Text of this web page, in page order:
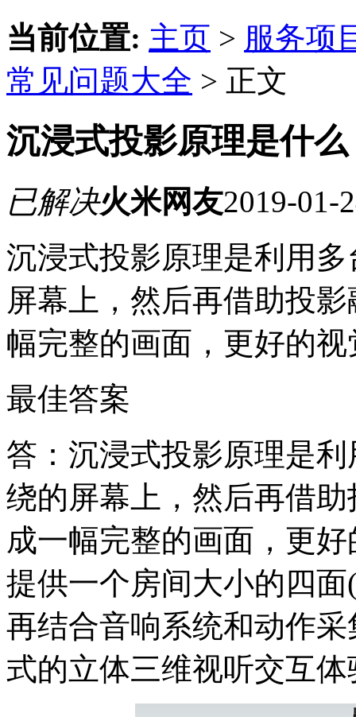
当前位置: 主页 > 服务项
常见问题大全 > 正文
沉浸式投影原理是什么
已解决火米网友2019-01-
沉浸式投影原理是利用
屏幕上，然后再借助投
幅完整的画面，更好的
最佳答案
答：沉浸式投影原理是
绕的屏幕上，然后再借
成一幅完整的画面，更
提供一个房间大小的四
再结合音响系统和动作
式的立体三维视听交互体